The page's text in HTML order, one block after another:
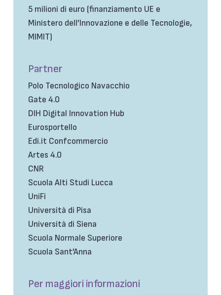
5 milioni di euro (finanziamento UE e
Ministero dell’Innovazione e delle Tecnologie,
MIMIT)
Partner
Polo Tecnologico Navacchio
Gate 4.0
DIH Digital Innovation Hub
Eurosportello
Edi.it Confcommercio
Artes 4.0
CNR
Scuola Alti Studi Lucca
UniFi
Università di Pisa
Università di Siena
Scuola Normale Superiore
Scuola Sant’Anna
Per maggiori informazioni